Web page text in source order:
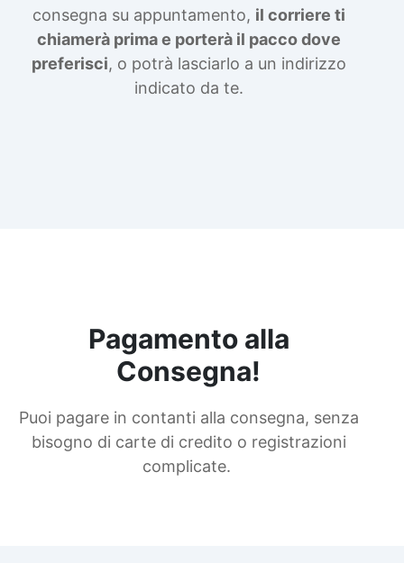
consegna su appuntamento, il corriere ti
chiamerà prima e porterà il pacco dove
preferisci, o potrà lasciarlo a un indirizzo
indicato da te.
Pagamento alla
Consegna!
Puoi pagare in contanti alla consegna, senza
bisogno di carte di credito o registrazioni
complicate.